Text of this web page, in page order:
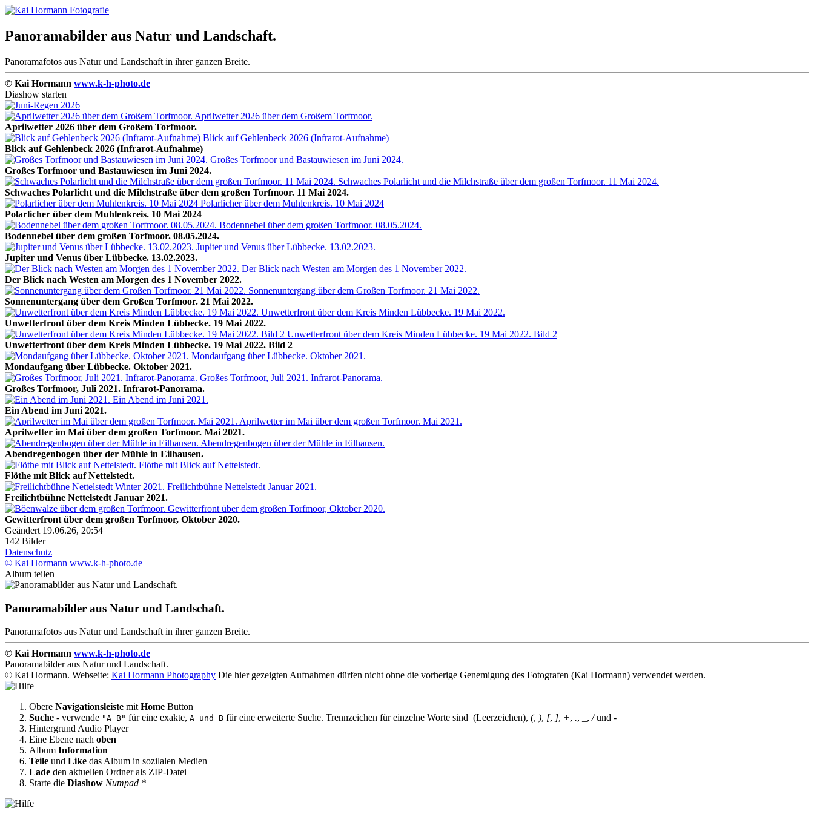
Panoramabilder aus Natur und Landschaft.
Panoramafotos aus Natur und Landschaft in ihrer ganzen Breite.
© Kai Hormann www.k-h-photo.de
Diashow starten
Aprilwetter 2026 über dem Großem Torfmoor.
Blick auf Gehlenbeck 2026 (Infrarot-Aufnahme)
Großes Torfmoor und Bastauwiesen im Juni 2024.
Schwaches Polarlicht und die Milchstraße über dem großen Torfmoor. 11 Mai 2024.
Polarlicher über dem Muhlenkreis. 10 Mai 2024
Bodennebel über dem großen Torfmoor. 08.05.2024.
Jupiter und Venus über Lübbecke. 13.02.2023.
Der Blick nach Westen am Morgen des 1 November 2022.
Sonnenuntergang über dem Großen Torfmoor. 21 Mai 2022.
Unwetterfront über dem Kreis Minden Lübbecke. 19 Mai 2022.
Unwetterfront über dem Kreis Minden Lübbecke. 19 Mai 2022. Bild 2
Mondaufgang über Lübbecke. Oktober 2021.
Großes Torfmoor, Juli 2021. Infrarot-Panorama.
Ein Abend im Juni 2021.
Aprilwetter im Mai über dem großen Torfmoor. Mai 2021.
Abendregenbogen über der Mühle in Eilhausen.
Flöthe mit Blick auf Nettelstedt.
Freilichtbühne Nettelstedt Januar 2021.
Gewitterfront über dem großen Torfmoor, Oktober 2020.
Geändert 19.06.26, 20:54
142 Bilder
Datenschutz
© Kai Hormann www.k-h-photo.de
Album teilen
Panoramabilder aus Natur und Landschaft.
Panoramafotos aus Natur und Landschaft in ihrer ganzen Breite.
© Kai Hormann www.k-h-photo.de
Panoramabilder aus Natur und Landschaft.
© Kai Hormann. Webseite: Kai Hormann Photography Die hier gezeigten Aufnahmen dürfen nicht ohne die vorherige Genemigung des Fotografen (Kai Hormann) verwendet werden.
Obere Navigationsleiste mit Home Button
Suche - verwende "A B" für eine exakte, A und B für eine erweiterte Suche. Trennzeichen für einzelne Worte sind (Leerzeichen), (, ), [, ], +, ., , /und -
Hintergrund Audio Player
Eine Ebene nach oben
Album Information
Teile und Like das Album in sozilalen Medien
Lade den aktuellen Ordner als ZIP-Datei
Starte die Diashow Numpad *